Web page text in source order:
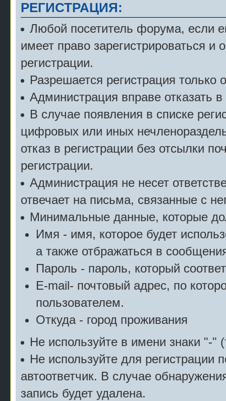
РЕГИСТРАЦИЯ:
Любой посетитель форума, если
имеет право зарегистрироваться и
регистрации.
Разрешается регистрация только
Администрация вправе отказать
В случае появления в списке
цифровых или иных
отказ в регистрации без отсылки
регистрации.
Администрация не несет
отвечает на письма, связанные с
Минимальные данные, которые
Имя - имя, которое будет
а также отбражаться в
Пароль - пароль, который
E-mail- почтовый адрес, по
пользователем.
Откуда - город проживания
Не используйте в имени знаки "-"
Не используйте для регистрации
автоответчик. В случае
запись будет удалена.